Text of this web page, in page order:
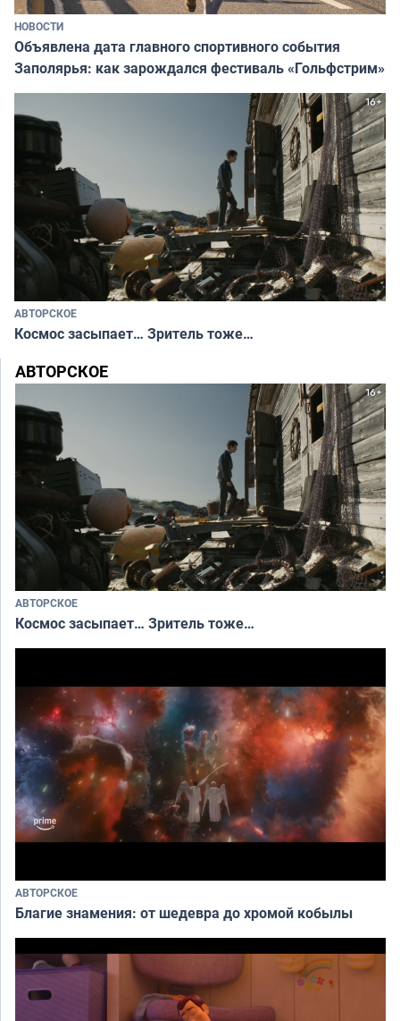
НОВОСТИ
Объявлена дата главного спортивного события
Заполярья: как зарождался фестиваль «Гольфстрим»
АВТОРСКОЕ
Космос засыпает… Зритель тоже…
АВТОРСКОЕ
АВТОРСКОЕ
Космос засыпает… Зритель тоже…
АВТОРСКОЕ
Благие знамения: от шедевра до хромой кобылы